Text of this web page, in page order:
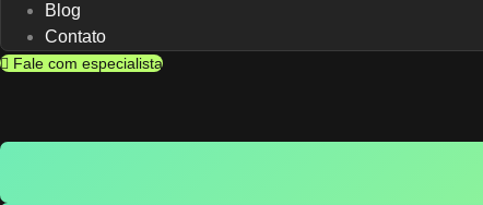
Blog
Contato
Fale com especialista